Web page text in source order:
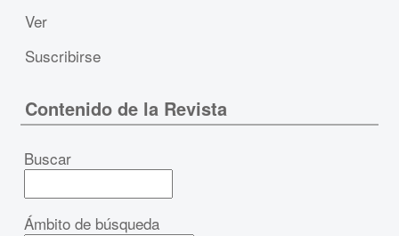
Ver
Suscribirse
Contenido de la Revista
Buscar
Ámbito de búsqueda